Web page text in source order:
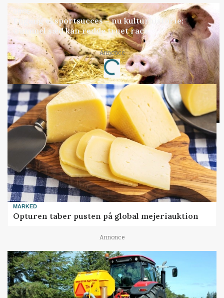
GRISE
Engang eksportsucces – nu kulturhistorie:
Gammel sæd kan redde truet race
Annonce
Loading...
MARKED
Opturen taber pusten på global mejeriauktion
Annonce